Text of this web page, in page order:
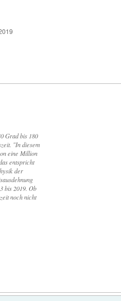
Grad bis 180
"In diesem
eine Million
entspricht
der
bis 2019. Ob
noch nicht